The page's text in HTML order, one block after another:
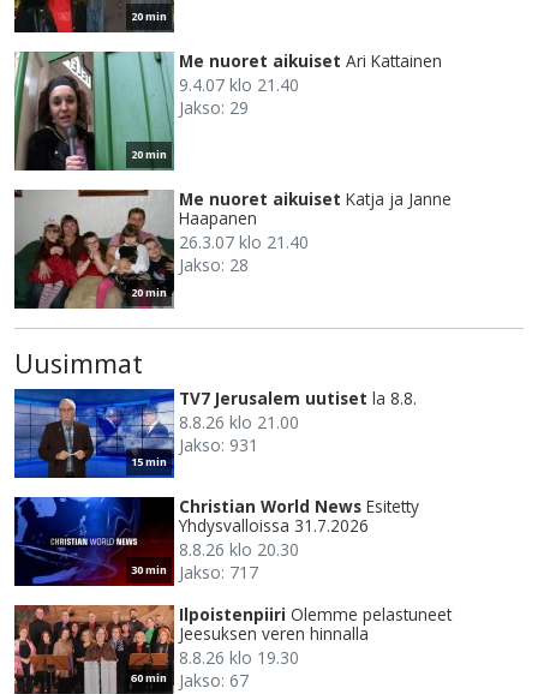
20 min
20 min
Me nuoret aikuiset Ari Kattainen
9.4.07 klo 21.40
Jakso: 29
20 min
Me nuoret aikuiset Katja ja Janne
Haapanen
26.3.07 klo 21.40
Jakso: 28
Uusimmat
15 min
TV7 Jerusalem uutiset la 8.8.
8.8.26 klo 21.00
Jakso: 931
30 min
Christian World News Esitetty
Yhdysvalloissa 31.7.2026
8.8.26 klo 20.30
Jakso: 717
60 min
Ilpoistenpiiri Olemme pelastuneet
Jeesuksen veren hinnalla
8.8.26 klo 19.30
Jakso: 67